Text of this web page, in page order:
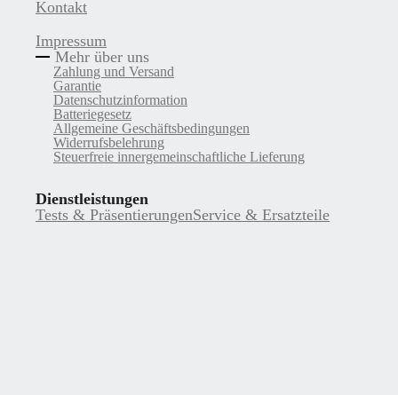
Kontakt
Impressum
Mehr über uns
Zahlung und Versand
Garantie
Datenschutzinformation
Batteriegesetz
Allgemeine Geschäftsbedingungen
Widerrufsbelehrung
Steuerfreie innergemeinschaftliche Lieferung
Dienstleistungen
Tests & PräsentierungenService & Ersatzteile